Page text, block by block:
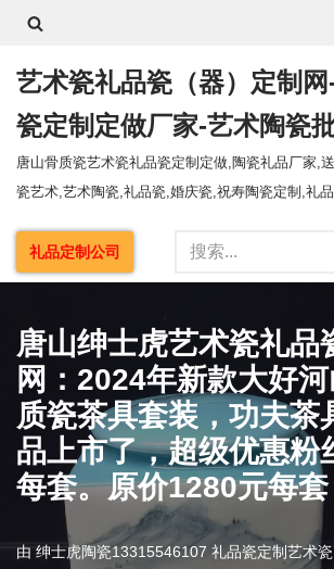
至
正
艺术瓷礼品瓷（器）定制
瓷定制定做厂家-艺术陶瓷
唐山骨质瓷艺术瓷礼品瓷定制定做,陶瓷礼品厂家,
瓷艺术,艺术陶瓷,礼品瓷,婚庆瓷,祝寿陶瓷定制,礼
礼品定制公司
唐山绅士虎艺术瓷礼品
网：2024年新款大好
质瓷茶具套装，功夫茶
品上市了，超级优惠粉
每套。原价1280元每套
由 绅士虎陶瓷13315546107 礼品瓷定制艺术瓷